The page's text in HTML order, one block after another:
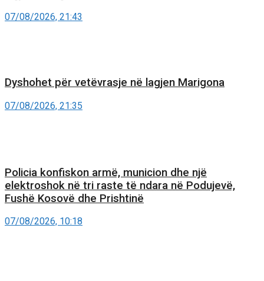
07/08/2026, 21:43
Dyshohet për vetëvrasje në lagjen Marigona
07/08/2026, 21:35
Policia konfiskon armë, municion dhe një
elektroshok në tri raste të ndara në Podujevë,
Fushë Kosovë dhe Prishtinë
07/08/2026, 10:18